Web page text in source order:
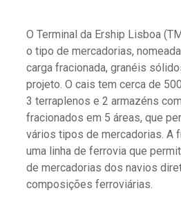
O Terminal da Ership Lisboa
o tipo de mercadorias,
carga fracionada, granéis
projeto. O cais tem cerca de
3 terraplenos e 2 armazéns
fracionados em 5 áreas, que
vários tipos de mercadorias. A
uma linha de ferrovia que
de mercadorias dos navios
composições ferroviárias.